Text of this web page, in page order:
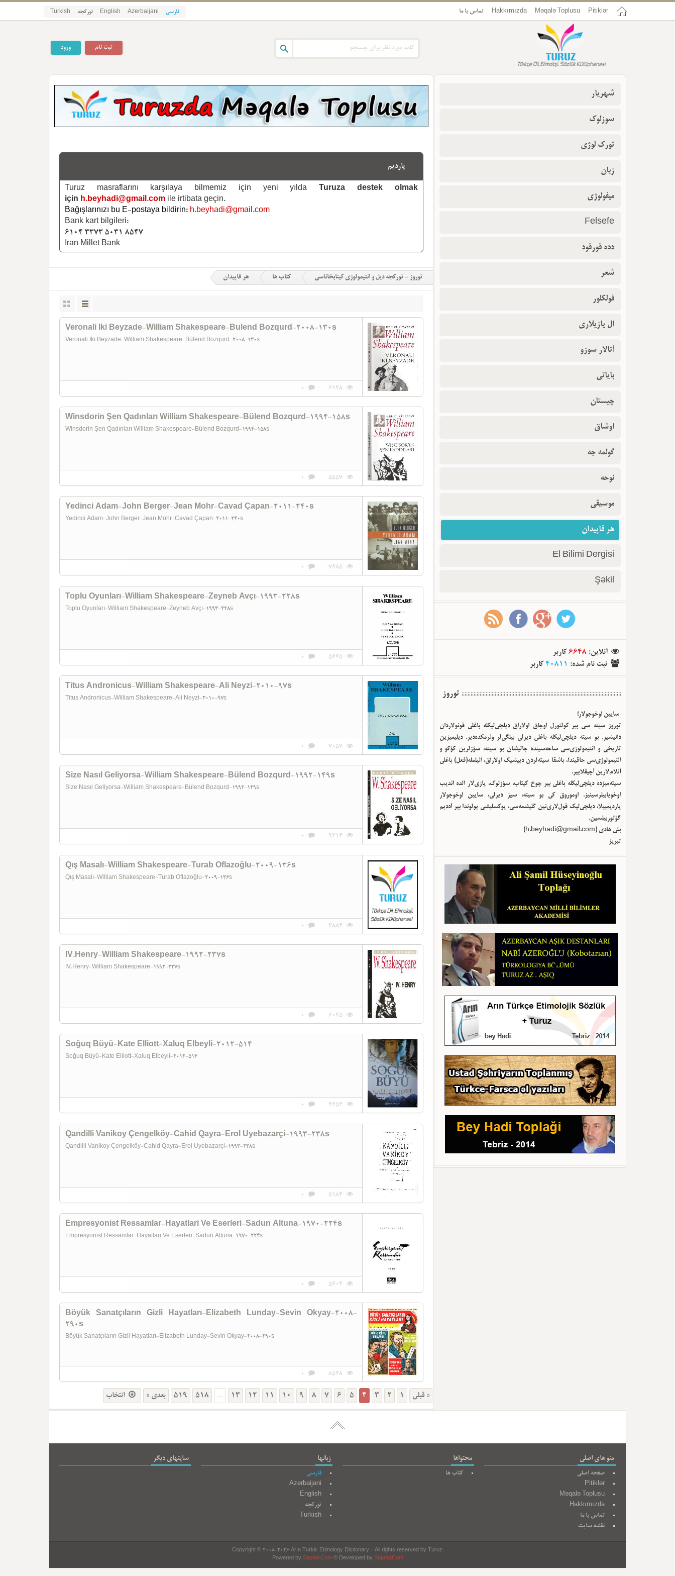
Pitiklər
Məqalə Toplusu
Hakkımızda تماس با ما فارسی Azerbaijani
English تورکجه Turkish
ورود ثبت نام
یاردیم
Turuz masraflarını karşılaya bilmemiz için yeni yılda
Turuza destek olmak
için h.beyhadi@gmail.com ile irtibata geçin.
Bağışlarınızı bu E-postaya bildirin: h.beyhadi@gmail.com
Bank kart bilgileri:
6104 3373 5031 8547
Iran Millet Bank
توروز - تورکجه دیل و ائتیمولوژی کیتابخاناسی کتاب ها هر قاپیدان
Veronali Iki Beyzade-William Shakespeare-Bulend Bozqurd-2008-130s
Veronali Iki Beyzade-William Shakespeare-Bülend Bozqurd-2008-130s
6128
0
Winsdorin Şen Qadınları William Shakespeare-Bülend Bozqurd-1994-158s
Winsdorin Şen Qadınları William Shakespeare-Bülend Bozqurd-1994-158s
5557
0
Yedinci Adam-John Berger-Jean Mohr-Cavad Çapan-2011-240s
Yedinci Adam-John Berger-Jean Mohr-Cavad Çapan-2011-240s
7685
0
Toplu Oyunları-William Shakespeare-Zeyneb Avçı-1993-228s
Toplu Oyunları-William Shakespeare-Zeyneb Avçı-1993-228s
5665
0
Titus Andronicus-William Shakespeare-Ali Neyzi-2010-97s
Titus Andronicus-William Shakespeare-Ali Neyzi-2010-97s
7057
0
Size Nasıl Geliyorsa-William Shakespeare-Bülend Bozqurd-1992-149s
Size Nasıl Geliyorsa-William Shakespeare-Bülend Bozqurd-1992-149s
9314
0
Qış Masalı-William Shakespeare-Turab Oflazoğlu-2009-136s
Qış Masalı-William Shakespeare-Turab Oflazoğlu-2009-136s
3884
0
IV.Henry-William Shakespeare-1992-237s
IV.Henry-William Shakespeare-1992-237s
6045
0
Soğuq Büyü-Kate Elliott-Xaluq Elbeyli-2012-514
Soğuq Büyü-Kate Elliott-Xaluq Elbeyli-2012-514
4654
0
Qandilli Vanikoy Çengelköy-Cahid Qayra-Erol Uyebazarçi-1993-238s
Qandilli Vanikoy Çengelköy-Cahid Qayra-Erol Uyebazarçi-1993-238s
5184
0
Empresyonist Ressamlar-Hayatlari Ve Eserleri-Sadun Altuna-1970-224s
Empresyonist Ressamlar-Hayatlari Ve Eserleri-Sadun Altuna-1970-224s
5603
0
Böyük Sanatçıların Gizli Hayatları-Elizabeth Lunday-Sevin Okyay-2008-
290s
Böyük Sanatçıların Gizli Hayatları-Elizabeth Lunday-Sevin Okyay-2008-290s
8548
0
« قبلی 1
2
3
4
5
6
7
8
9
10
11
12
13
...
518
519 بعدی » انتخاب
شهریار
سوزلوک
تورک لوژی
زبان
میفولوژی
Felsefe
دده قورقود
شعر
فولکلور
ال یازیلاری
آتالار سوزو
بایاتی
چیستان
اوشاق
گولمه جه
نوحه
موسیقی
هر قاپیدان
El Bilimi Dergisi
Şəkil
آنلاین:
6648 کاربر
ثبت نام شده:
40811 کاربر
توروز
سایین اوخوجولار!
توروز سیته سی بیر کولتورل اوجاق اولا‌راق دیلچی‌لیکله باغلی قونولاردان
دانیشیر. بو سیته دیلچی‌لیکله باغلی دیرلی بیلگی‌لر وئرمکده‌دیر. دیلیمیزین
تاریخی و ائتیمولوژی‌سی ساحه‌سینده چالیشان بو سیته، سؤزلرین کؤکو و
ائتیمولوژی‌سی حاقیندا، باشقا سیته‌لردن دییشیک اولا‌راق، ائیلمله(فعل) باغلی
آنلام‌لارین آچیقلاییر.
سیته‌میزده دیلچی‌لیکله باغلی بیر چوخ کیتاب، سؤزلوک، یازی‌لار الده ائدیب
اوخویابیلرسینیز. اوموروق کی بو سیته، سیز دیرلی، سایین اوخوجولار
یاردیمییلا، دیلچی‌لیک قول‌لاری‌نین گلیشمه‌سی، یوکسلیشی یولوندا بیر آددیم
گؤتوربیلسین.
بئی هادی (h.beyhadi@gmail.com
)
تبریز
سایتهای دیگر زبانها
فارسی
Azerbaijani
English
تورکجه
Turkish
محتواها
کتاب ها
منو های اصلی
صفحه اصلی
Pitiklər
Məqalə Toplusu
Hakkımızda
تماس با ما
نقشه سایت
Copyright © 2008-2026 Arın Turkic Etimology Dictionary - All rights reserved by Turuz.
Powered by Sapdal.Com© Developed by Sapdal.Com